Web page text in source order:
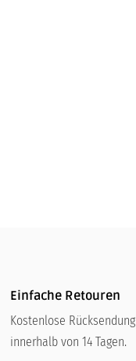
Einfache Retouren
Kostenlose Rücksendung
innerhalb von 14 Tagen.